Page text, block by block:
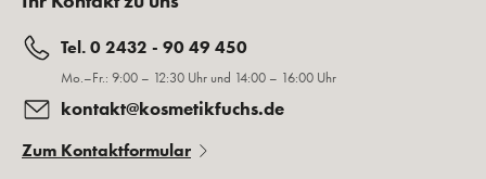
Tel. 0 2432 - 90 49 450
Mo.–Fr.: 9:00 – 12:30 Uhr und 14:00 – 16:00 Uhr
kontakt@kosmetikfuchs.de
Zum Kontaktformular